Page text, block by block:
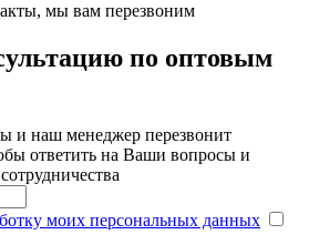
мы вам перезвоним
по оптовым
и наш менеджер перезвонит
ответить на Ваши вопросы и
моих персональных данных